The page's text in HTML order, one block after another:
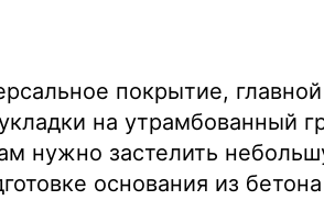
покрытие,
на утрамбованный
нужно застелить
основания из